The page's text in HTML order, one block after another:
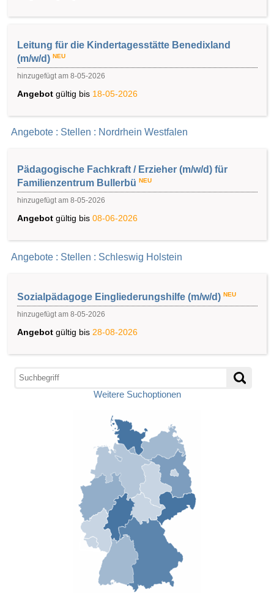
Leitung für die Kindertagesstätte Benedixland
(m/w/d) NEU
hinzugefügt am 8-05-2026
Angebot gültig bis 18-05-2026
Angebote : Stellen : Nordrhein Westfalen
Pädagogische Fachkraft / Erzieher (m/w/d) für
Familienzentrum Bullerbü
NEU
hinzugefügt am 8-05-2026
Angebot gültig bis 08-06-2026
Angebote : Stellen : Schleswig Holstein
Sozialpädagoge Eingliederungshilfe (m/w/d) NEU
hinzugefügt am 8-05-2026
Angebot gültig bis 28-08-2026
Weitere Suchoptionen